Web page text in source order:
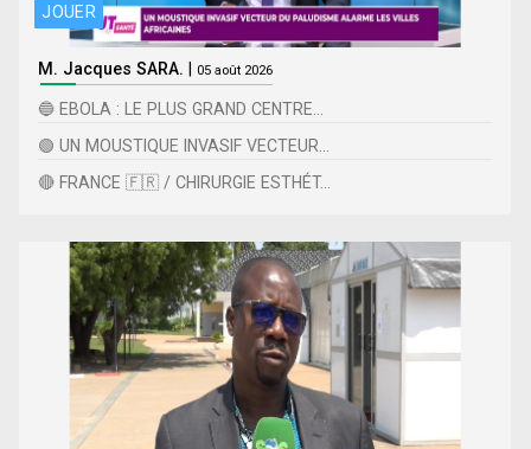
JOUER
M. Jacques SARA. | 05 août 2026
🔵 EBOLA : LE PLUS GRAND CENTRE...
🟢 UN MOUSTIQUE INVASIF VECTEUR...
🔴 FRANCE 🇫🇷 / CHIRURGIE ESTHÉT...